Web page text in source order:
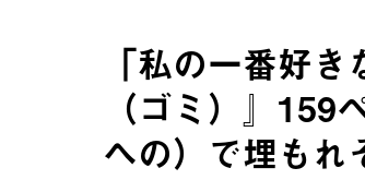
「私の一番好
（ゴミ）』
への）で埋もれ